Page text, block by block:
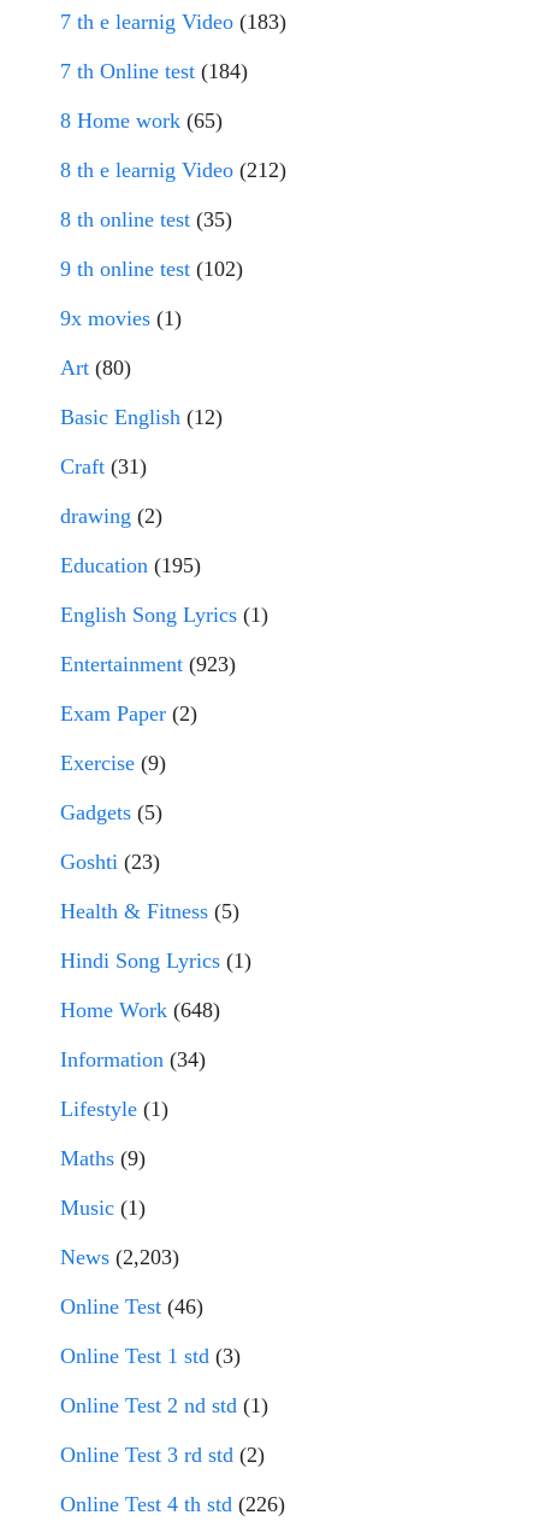
7 th e learnig Video (183)
7 th Online test (184)
8 Home work (65)
8 th e learnig Video (212)
8 th online test (35)
9 th online test (102)
9x movies (1)
Art (80)
Basic English (12)
Craft (31)
drawing (2)
Education (195)
English Song Lyrics (1)
Entertainment (923)
Exam Paper (2)
Exercise (9)
Gadgets (5)
Goshti (23)
Health & Fitness (5)
Hindi Song Lyrics (1)
Home Work (648)
Information (34)
Lifestyle (1)
Maths (9)
Music (1)
News (2,203)
Online Test (46)
Online Test 1 std (3)
Online Test 2 nd std (1)
Online Test 3 rd std (2)
Online Test 4 th std (226)